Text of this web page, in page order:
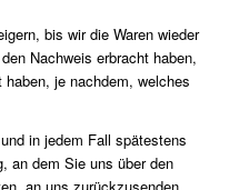
bis wir die Waren wieder
Nachweis erbracht haben,
je nachdem, welches
in jedem Fall spätestens
an dem Sie uns über den